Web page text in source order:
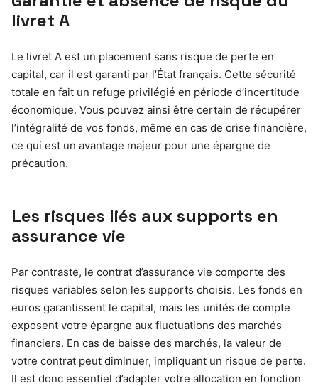
livret A
Le livret A est un placement sans risque de perte en
capital, car il est garanti par l’État français. Cette sécurité
totale en fait un refuge privilégié en période d’incertitude
économique. Vous pouvez ainsi être certain de récupérer
l’intégralité de vos fonds, même en cas de crise financière,
ce qui est un avantage majeur pour une épargne de
précaution.
Les risques liés aux supports en
assurance vie
Par contraste, le contrat d’assurance vie comporte des
risques variables selon les supports choisis. Les fonds en
euros garantissent le capital, mais les unités de compte
exposent votre épargne aux fluctuations des marchés
financiers. En cas de baisse des marchés, la valeur de
votre contrat peut diminuer, impliquant un risque de perte.
Il est donc essentiel d’adapter votre allocation en fonction